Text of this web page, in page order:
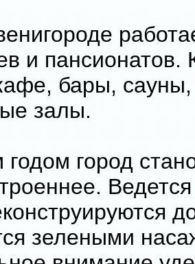
и пансионатов.
бары,
залы.
город
зелеными